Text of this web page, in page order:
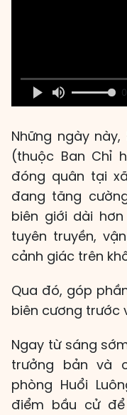
Những ngày
(thuộc Ban Chỉ
đóng quân tại
đang tăng
biên giới dài
tuyên truyền,
cảnh giác trên
Qua đó, góp
biên cương trước
Ngay từ sáng
trưởng bản và
phòng Huổi
điểm bầu cử